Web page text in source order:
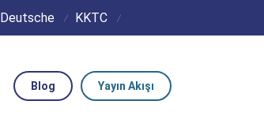
Deutsche KKTC
Yayın Akışı
Blog